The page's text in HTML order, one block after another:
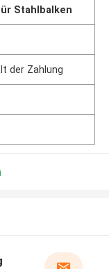
Stahlbalken
der Zahlung